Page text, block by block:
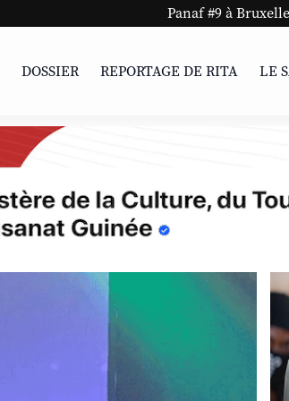
Panaf #9 à Bruxelles et Charleroi !
DOSSIER REPORTAGE DE RITA LE